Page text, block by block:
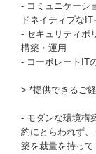
- コミュニケーシ
ドネイティブな
- セキュリティポ
構築・運用
- コーポレートIT
> *提供できるご
- モダンな環境構
約にとらわれず
築を裁量を持って